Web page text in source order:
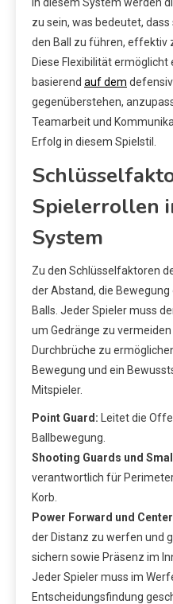
zu sein, was bedeutet,
den Ball zu führen, effektiv
Diese Flexibilität
basierend auf dem
gegenüberstehen,
Teamarbeit und
Erfolg in diesem Spielstil.
Spielerrollen
System
Zu den Schlüsselfaktoren
der Abstand, die Bewegung
Balls. Jeder Spieler muss
um Gedränge zu
Durchbrüche zu
Bewegung und ein
Mitspieler.
Point Guard: Leitet die
Ballbewegung.
Shooting Guards und
verantwortlich für
Korb.
Power Forward und
der Distanz zu werfen und
sichern sowie Präsenz im
Jeder Spieler muss im
Entscheidungsfindung